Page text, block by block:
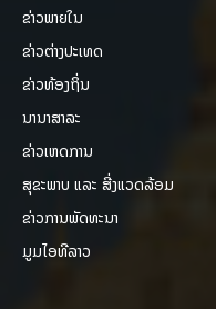
ຂ່າວພາຍ​ໃນ
ຂ່າວຕ່າງປະເທດ
ຂ່າວທ້ອງຖິ່ນ
ນານາສາລະ
ຂ່າວເຫດການ
ສຸຂະພາບ ແລະ ສີ່ງແວດລ້ອມ
ຂ່າວການພັດທະນາ
ມູມໄອທີລາວ